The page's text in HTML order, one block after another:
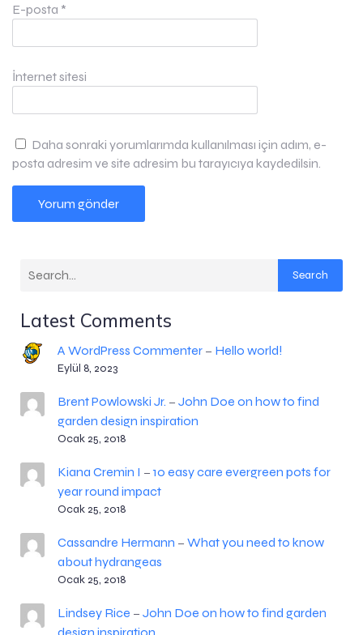
E-posta *
İnternet sitesi
Daha sonraki yorumlarımda kullanılması için adım, e-
posta adresim ve site adresim bu tarayıcıya kaydedilsin.
Search
Latest Comments
A WordPress Commenter– Hello world!
Eylül 8, 2023
Brent Powlowski Jr. – John Doe on how to find
garden design inspiration
Ocak 25, 2018
Kiana Cremin I – 10 easy care evergreen pots for
year round impact
Ocak 25, 2018
Cassandre Hermann – What you need to know
about hydrangeas
Ocak 25, 2018
Lindsey Rice – John Doe on how to find garden
design inspiration